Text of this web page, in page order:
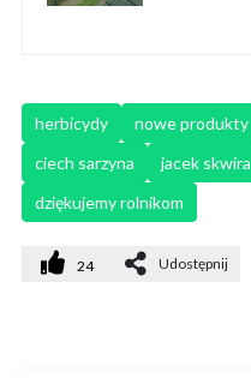
herbicydy nowe produkty
ciech sarzyna
jacek skwira
dziękujemy rolnikom
24 Udostępnij